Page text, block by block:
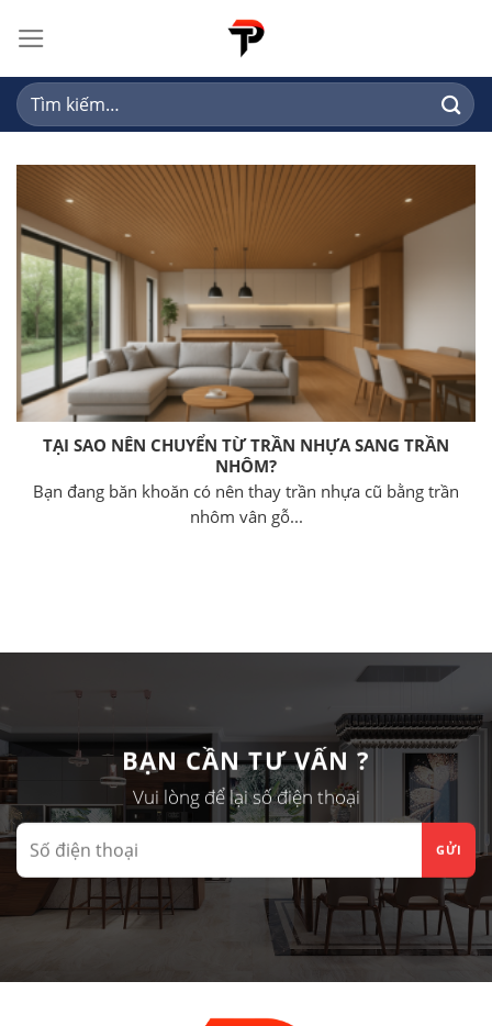
content
Tìm
kiếm:
TẠI SAO NÊN CHUYỂN TỪ TRẦN NHỰA SANG TRẦN
NHÔM?
Bạn đang băn khoăn có nên thay trần nhựa cũ bằng trần
nhôm vân gỗ...
BẠN CẦN TƯ VẤN ?
Vui lòng để lại số điện thoại